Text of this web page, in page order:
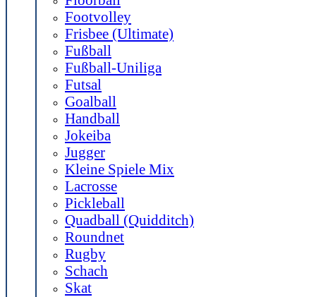
Footvolley
Frisbee (Ultimate)
Fußball
Fußball-Uniliga
Futsal
Goalball
Handball
Jokeiba
Jugger
Kleine Spiele Mix
Lacrosse
Pickleball
Quadball (Quidditch)
Roundnet
Rugby
Schach
Skat